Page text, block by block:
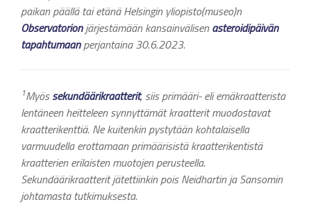
paikan päällä tai etänä Helsingin yliopisto(museo)n
Observatorionjärjestämään kansainvälisenasteroidipäivän
tapahtumaanperjantaina 30.6.2023.
1Myössekundäärikraatterit, siis primääri- eli emäkraatterista
lentäneen heitteleen synnyttämät kraatterit muodostavat
kraatterikenttiä. Ne kuitenkin pystytään kohtalaisella
varmuudella erottamaan primäärisistä kraatterikentistä
kraatterien erilaisten muotojen perusteella.
Sekundäärikraatterit jätettiinkin pois Neidhartin ja Sansomin
johtamasta tutkimuksesta.